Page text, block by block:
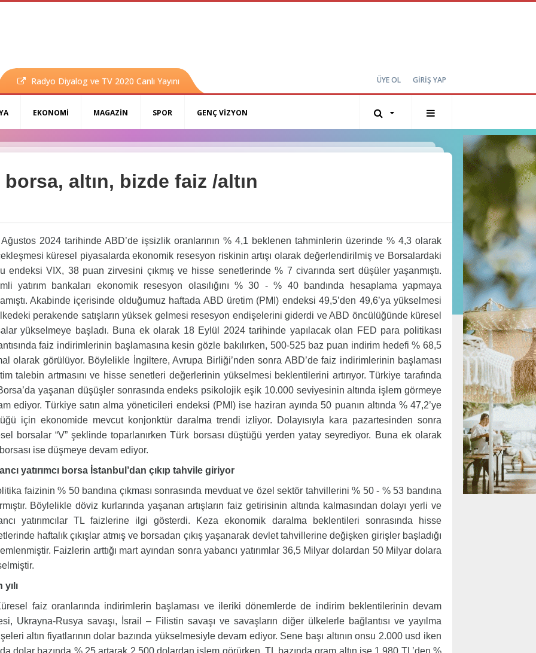
Radyo Diyalog ve TV 2020 Canlı Yayını ÜYE OL GİRİŞ YAP
EKONOMİ MAGAZİN SPOR GENÇ VİZYON
borsa, altın, bizde faiz /altın
2024 tarihinde ABD’de işsizlik oranlarının % 4,1 beklenen tahminlerin üzerinde % 4,3 olarak
küresel piyasalarda ekonomik resesyon riskinin artışı olarak değerlendirilmiş ve Borsalardaki
endeksi VIX, 38 puan zirvesini çıkmış ve hisse senetlerinde % 7 civarında sert düşüler yaşanmıştı.
yatırım bankaları ekonomik resesyon olasılığını % 30 - % 40 bandında hesaplama yapmaya
Akabinde içerisinde olduğumuz haftada ABD üretim (PMI) endeksi 49,5’den 49,6’ya yükselmesi
perakende satışların yüksek gelmesi resesyon endişelerini giderdi ve ABD öncülüğünde küresel
yükselmeye başladı. Buna ek olarak 18 Eylül 2024 tarihinde yapılacak olan FED para politikası
faiz indirimlerinin başlamasına kesin gözle bakılırken, 500-525 baz puan indirim hedefi % 68,5
olarak görülüyor. Böylelikle İngiltere, Avrupa Birliği’nden sonra ABD’de faiz indirimlerinin başlaması
talebin artmasını ve hisse senetleri değerlerinin yükselmesi beklentilerini artırıyor. Türkiye tarafında
yaşanan düşüşler sonrasında endeks psikolojik eşik 10.000 seviyesinin altında işlem görmeye
ediyor. Türkiye satın alma yöneticileri endeksi (PMI) ise haziran ayında 50 puanın altında % 47,2’ye
için ekonomide mevcut konjonktür daralma trendi izliyor. Dolayısıyla kara pazartesinden sonra
borsalar “V” şeklinde toparlanırken Türk borsası düştüğü yerden yatay seyrediyor. Buna ek olarak
ise düşmeye devam ediyor.
yatırımcı borsa İstanbul’dan çıkıp tahvile giriyor
faizinin % 50 bandına çıkması sonrasında mevduat ve özel sektör tahvillerini % 50 - % 53 bandına
Böylelikle döviz kurlarında yaşanan artışların faiz getirisinin altında kalmasından dolayı yerli ve
yatırımcılar TL faizlerine ilgi gösterdi. Keza ekonomik daralma beklentileri sonrasında hisse
haftalık çıkışlar atmış ve borsadan çıkış yaşanarak devlet tahvillerine değişken girişler başladığı
Faizlerin arttığı mart ayından sonra yabancı yatırımlar 36,5 Milyar dolardan 50 Milyar dolara
yılı
faiz oranlarında indirimlerin başlaması ve ileriki dönemlerde de indirim beklentilerinin devam
Ukrayna-Rusya savaşı, İsrail – Filistin savaşı ve savaşların diğer ülkelerle bağlantısı ve yayılma
altın fiyatlarının dolar bazında yükselmesiyle devam ediyor. Sene başı altının onsu 2.000 usd iken
dolar bazında % 25 artarak 2.500 dolardan işlem görürken, TL bazında gram altın ise 1.980 TL’den %